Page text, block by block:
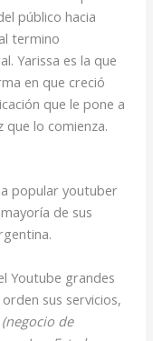
público hacia
termino
Yarissa es la que
en que creció
que le pone a
lo comienza.
popular youtuber
de sus
Youtube grandes
sus servicios,
(negocio de